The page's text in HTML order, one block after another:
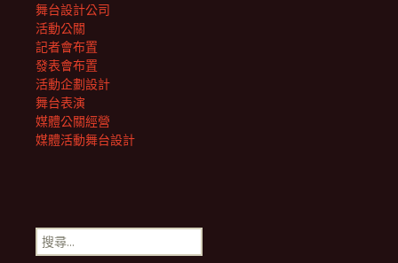
舞台設計公司
活動公關
記者會布置
發表會布置
活動企劃設計
舞台表演
媒體公關經營
媒體活動舞台設計
搜
尋